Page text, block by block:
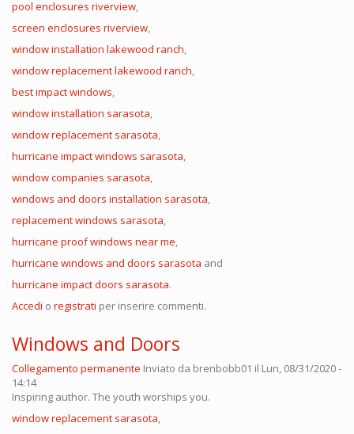
pool enclosures riverview,
screen enclosures riverview,
window installation lakewood ranch,
window replacement lakewood ranch,
best impact windows,
window installation sarasota,
window replacement sarasota,
hurricane impact windows sarasota,
window companies sarasota,
windows and doors installation sarasota,
replacement windows sarasota,
hurricane proof windows near me,
hurricane windows and doors sarasota and
hurricane impact doors sarasota.
Accedi o registrati per inserire commenti.
Windows and Doors
Collegamento permanente Inviato da brenbobb01 il Lun, 08/31/2020 -
14:14
Inspiring author. The youth worships you.
window replacement sarasota,